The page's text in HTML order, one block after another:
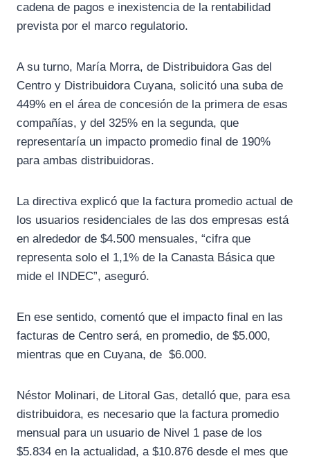
cadena de pagos e inexistencia de la rentabilidad
prevista por el marco regulatorio.
A su turno, María Morra, de Distribuidora Gas del
Centro y Distribuidora Cuyana, solicitó una suba de
449% en el área de concesión de la primera de esas
compañías, y del 325% en la segunda, que
representaría un impacto promedio final de 190%
para ambas distribuidoras.
La directiva explicó que la factura promedio actual de
los usuarios residenciales de las dos empresas está
en alrededor de $4.500 mensuales, “cifra que
representa solo el 1,1% de la Canasta Básica que
mide el INDEC”, aseguró.
En ese sentido, comentó que el impacto final en las
facturas de Centro será, en promedio, de $5.000,
mientras que en Cuyana, de $6.000.
Néstor Molinari, de Litoral Gas, detalló que, para esa
distribuidora, es necesario que la factura promedio
mensual para un usuario de Nivel 1 pase de los
$5.834 en la actualidad, a $10.876 desde el mes que